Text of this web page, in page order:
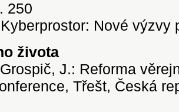
250
Nové výzvy
života
J.: Reforma
Třešt, Česká